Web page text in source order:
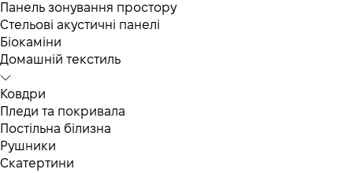
Панель зонування простору
Стельові акустичні панелі
Біокаміни
Домашній текстиль
Ковдри
Пледи та покривала
Постільна білизна
Рушники
Скатертини